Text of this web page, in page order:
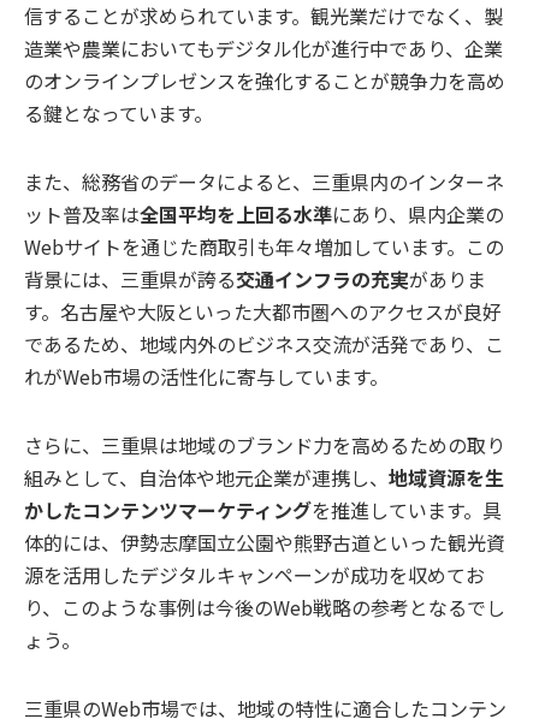
信することが求められています。観光業だけでなく、製
造業や農業においてもデジタル化が進行中であり、企業
のオンラインプレゼンスを強化することが競争力を高め
る鍵となっています。
また、総務省のデータによると、三重県内のインターネ
ット普及率は全国平均を上回る水準にあり、県内企業の
Webサイトを通じた商取引も年々増加しています。この
背景には、三重県が誇る交通インフラの充実がありま
す。名古屋や大阪といった大都市圏へのアクセスが良好
であるため、地域内外のビジネス交流が活発であり、こ
れがWeb市場の活性化に寄与しています。
さらに、三重県は地域のブランド力を高めるための取り
組みとして、自治体や地元企業が連携し、 地域資源を生
かしたコンテンツマーケティングを推進しています。具
体的には、伊勢志摩国立公園や熊野古道といった観光資
源を活用したデジタルキャンペーンが成功を収めてお
り、このような事例は今後のWeb戦略の参考となるでし
ょう。
三重県のWeb市場では、地域の特性に適合したコンテン